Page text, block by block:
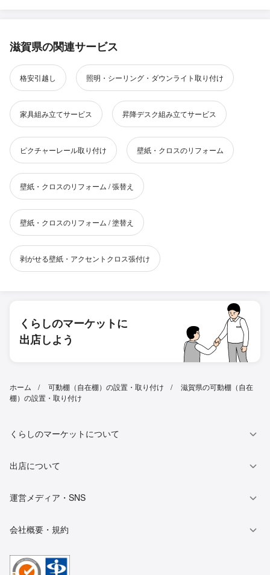
滋賀県の関連サービス
格安引越し 照明・シーリング・ダウンライト取り付け
家具組み立てサービス 昇降デスク組み立てサービス
ピクチャーレール取り付け 壁紙・クロスのリフォーム
壁紙・クロスのリフォーム / 張替え
壁紙・クロスのリフォーム / 塗替え
剥がせる壁紙・アクセントクロス張付け
くらしのマーケットに
出店しよう
ホーム 可動棚（自在棚）の設置・取り付け
滋賀県の可動棚（自在
棚）の設置・取り付け
くらしのマーケットについて
出店について
運営メディア・SNS
会社概要・規約